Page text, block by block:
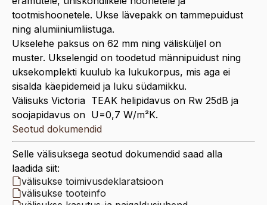
tootmishoonetele. Ukse lävepakk on tammepuidust
ning alumiiniumliistuga.
Ukselehe paksus on 62 mm ning välisküljel on
muster. Ukselengid on toodetud männipuidust ning
uksekomplekti kuulub ka lukukorpus, mis aga ei
sisalda käepidemeid ja luku südamikku.
Välisuks Victoria TEAK helipidavus on Rw 25dB ja
soojapidavus on U=0,7 W/m²K.
Seotud dokumendid
Selle välisuksega seotud dokumendid saad alla
laadida siit:
välisukse toimivusdeklaratsioon
välisukse tooteinfo